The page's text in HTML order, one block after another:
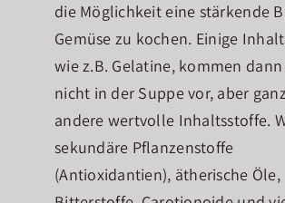
die Möglichkeit eine stärkende
Gemüse zu kochen. Einige
wie z.B. Gelatine, kommen
nicht in der Suppe vor, aber
andere wertvolle Inhaltsstoffe.
sekundäre Pflanzenstoffe
(Antioxidantien), ätherische Öle,